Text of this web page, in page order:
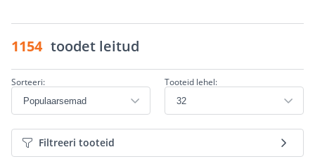
1154 toodet leitud
Sorteeri: Tooteid lehel:
Filtreeri tooteid